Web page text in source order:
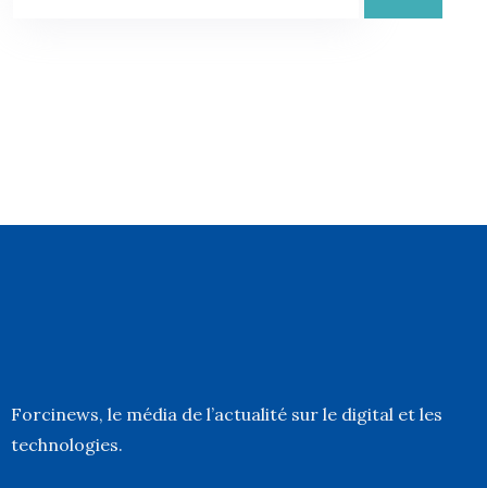
Forcinews, le média de l’actualité sur le digital et les
technologies.